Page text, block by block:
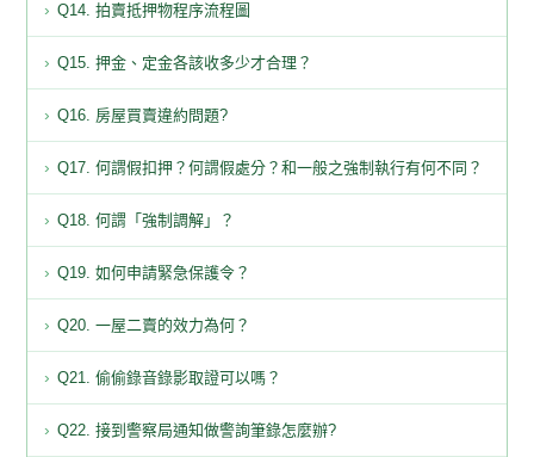
Q14. 拍賣抵押物程序流程圖
Q15. 押金、定金各該收多少才合理？
Q16. 房屋買賣違約問題?
Q17. 何謂假扣押？何謂假處分？和一般之強制執行有何不同？
Q18. 何謂「強制調解」？
Q19. 如何申請緊急保護令？
Q20. 一屋二賣的效力為何？
Q21. 偷偷錄音錄影取證可以嗎？
Q22. 接到警察局通知做警詢筆錄怎麼辦?